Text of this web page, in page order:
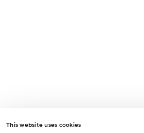
This website uses cookies